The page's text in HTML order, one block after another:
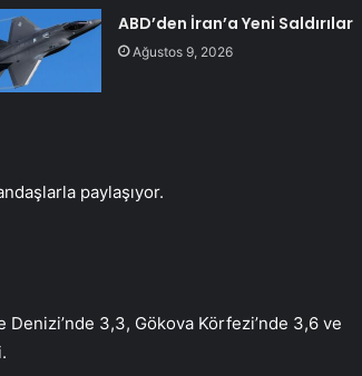
ABD’den İran’a Yeni Saldırılar
Ağustos 9, 2026
paylaşıyor.
3,3, Gökova Körfezi’nde 3,6 ve